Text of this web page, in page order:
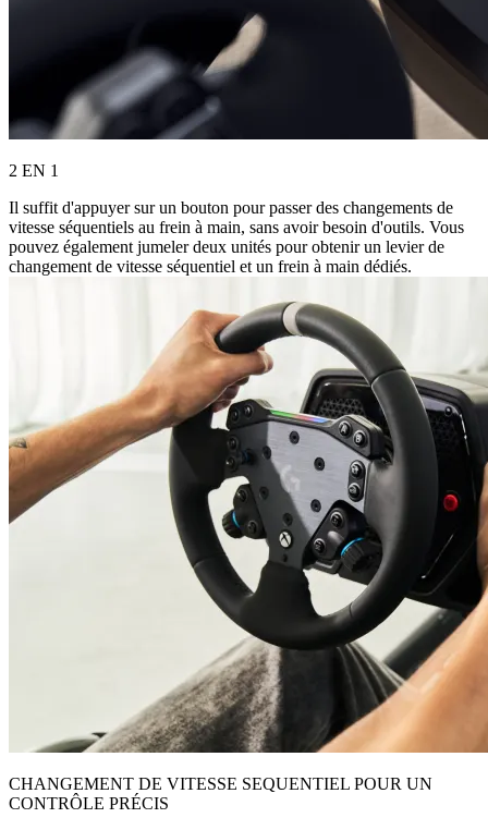
2 EN 1
Il suffit d'appuyer sur un bouton pour passer des changements de
vitesse séquentiels au frein à main, sans avoir besoin d'outils. Vous
pouvez également jumeler deux unités pour obtenir un levier de
changement de vitesse séquentiel et un frein à main dédiés.
CHANGEMENT DE VITESSE SEQUENTIEL POUR UN
CONTRÔLE PRÉCIS